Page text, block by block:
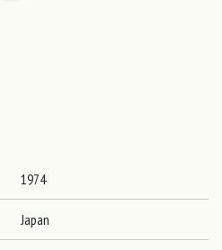
1974
Japan